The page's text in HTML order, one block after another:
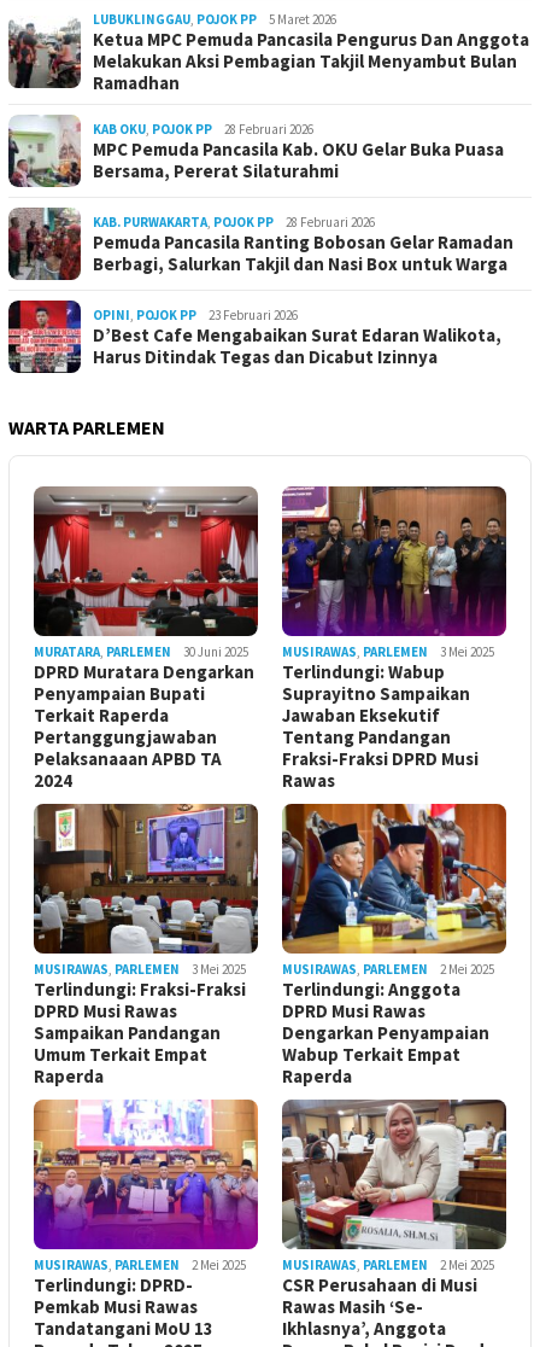
LUBUKLINGGAU POJOK PP 5 Maret 2026
Ketua MPC Pemuda Pancasila Pengurus Dan Anggota
Melakukan Aksi Pembagian Takjil Menyambut Bulan
Ramadhan
KAB OKU POJOK PP 28 Februari 2026
MPC Pemuda Pancasila Kab. OKU Gelar Buka Puasa
Bersama, Pererat Silaturahmi
KAB. PURWAKARTA POJOK PP 28 Februari 2026
Pemuda Pancasila Ranting Bobosan Gelar Ramadan
Berbagi, Salurkan Takjil dan Nasi Box untuk Warga
OPINI POJOK PP 23 Februari 2026
D’Best Cafe Mengabaikan Surat Edaran Walikota,
Harus Ditindak Tegas dan Dicabut Izinnya
WARTA PARLEMEN
MURATARA PARLEMEN 30 Juni 2025
DPRD Muratara Dengarkan
Penyampaian Bupati
Terkait Raperda
Pertanggungjawaban
Pelaksanaaan APBD TA
2024
MUSIRAWAS PARLEMEN 3 Mei 2025
Terlindungi: Wabup
Suprayitno Sampaikan
Jawaban Eksekutif
Tentang Pandangan
Fraksi-Fraksi DPRD Musi
Rawas
MUSIRAWAS PARLEMEN 3 Mei 2025
Terlindungi: Fraksi-Fraksi
DPRD Musi Rawas
Sampaikan Pandangan
Umum Terkait Empat
Raperda
MUSIRAWAS PARLEMEN 2 Mei 2025
Terlindungi: Anggota
DPRD Musi Rawas
Dengarkan Penyampaian
Wabup Terkait Empat
Raperda
MUSIRAWAS PARLEMEN 2 Mei 2025
Terlindungi: DPRD-
Pemkab Musi Rawas
Tandatangani MoU 13
MUSIRAWAS PARLEMEN 2 Mei 2025
CSR Perusahaan di Musi
Rawas Masih ‘Se-
Ikhlasnya’, Anggota